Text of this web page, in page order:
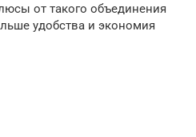
от такого объединения
удобства и экономия